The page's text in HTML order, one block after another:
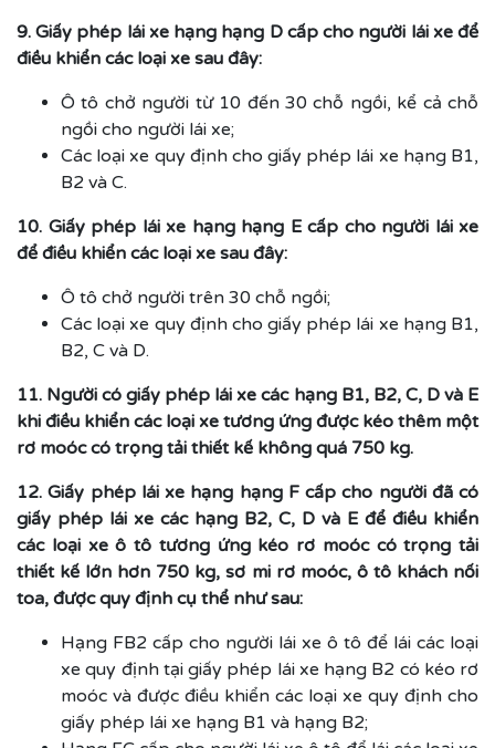
9. Giấy phép lái xe hạng hạng D cấp cho người lái xe để
điều khiển các loại xe sau đây:
Ô tô chở người từ 10 đến 30 chỗ ngồi, kể cả chỗ
ngồi cho người lái xe;
Các loại xe quy định cho giấy phép lái xe hạng B1,
B2 và C.
10. Giấy phép lái xe hạng hạng E cấp cho người lái xe
để điều khiển các loại xe sau đây:
Ô tô chở người trên 30 chỗ ngồi;
Các loại xe quy định cho giấy phép lái xe hạng B1,
B2, C và D.
11. Người có giấy phép lái xe các hạng B1, B2, C, D và E
khi điều khiển các loại xe tương ứng được kéo thêm một
rơ moóc có trọng tải thiết kế không quá 750 kg.
12. Giấy phép lái xe hạng hạng F cấp cho người đã có
giấy phép lái xe các hạng B2, C, D và E để điều khiển
các loại xe ô tô tương ứng kéo rơ moóc có trọng tải
thiết kế lớn hơn 750 kg, sơ mi rơ moóc, ô tô khách nối
toa, được quy định cụ thể như sau:
Hạng FB2 cấp cho người lái xe ô tô để lái các loại
xe quy định tại giấy phép lái xe hạng B2 có kéo rơ
moóc và được điều khiển các loại xe quy định cho
giấy phép lái xe hạng B1 và hạng B2;